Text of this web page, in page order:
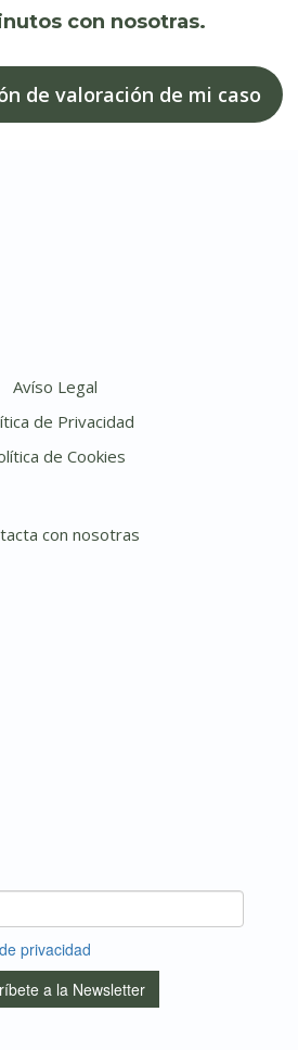
con nosotras.
de valoración de mi caso
Avíso Legal
de Privacidad
de Cookies
con nosotras